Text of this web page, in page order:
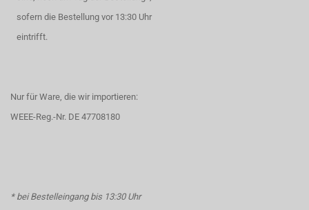
sofern die Bestellung vor 13:30 Uhr
eintrifft.
Nur für Ware, die wir importieren:
WEEE-Reg.-Nr. DE 47708180
* bei Bestelleingang bis 13:30 Uhr